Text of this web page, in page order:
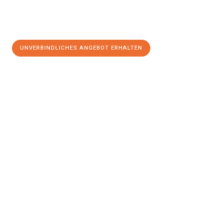
UNVERBINDLICHES ANGEBOT ERHALTEN